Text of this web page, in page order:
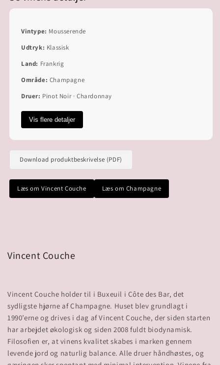
Vintype: Mousserende
Udtryk: Klassisk
Land: Frankrig
Område: Champagne
Druer: Pinot Noir · Chardonnay
Vis flere detaljer
Download produktbeskrivelse (PDF)
Læs om Vincent Couche Læs om Champagne
Vincent Couche
Vincent Couche holder til i Buxeuil i Côte des Bar, det
sydligste hjørne af Champagne. Huset blev grundlagt i
1990’erne og drives i dag af Vincent Couche, der siden starten
har arbejdet økologisk og siden 2008 fuldt biodynamisk.
Filosofien er, at vinens kvalitet skabes i marken gennem
levende jord og naturlig balance. Alle druer håndhøstes, og